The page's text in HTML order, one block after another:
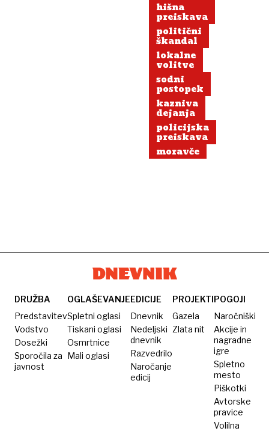
hišna
preiskava
politični
škandal
lokalne
volitve
sodni
postopek
kazniva
dejanja
policijska
preiskava
moravče
DRUŽBA
Predstavitev
Vodstvo
Dosežki
Sporočila za
javnost
OGLAŠEVANJE
Spletni oglasi
Tiskani oglasi
Osmrtnice
Mali oglasi
EDICIJE
Dnevnik
Nedeljski
dnevnik
Razvedrilo
Naročanje
edicij
PROJEKTI
Gazela
Zlata nit
POGOJI
Naročniški
Akcije in
nagradne
igre
Spletno
mesto
Piškotki
Avtorske
pravice
Volilna